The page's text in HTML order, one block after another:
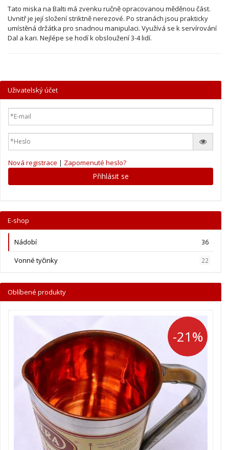
Tato miska na Balti má zvenku ručně opracovanou měděnou část.
Uvnitř je její složení striktně nerezové. Po stranách jsou prakticky
umístěná držátka pro snadnou manipulaci. Využívá se k servírování
Dal a kari. Nejlépe se hodí k obsloužení 3-4 lidí.
Uživatelský účet
Nová registrace | Zapomenuté heslo?
Přihlásit se
E-shop
Nádobí 36
Vonné tyčinky 22
Oblíbené produkty
-21%